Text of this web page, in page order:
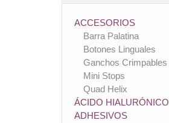
ACCESORIOS
Barra Palatina
Botones Linguales
Ganchos Crimpables
Mini Stops
Quad Helix
ÁCIDO HIALURÓNICO
ADHESIVOS